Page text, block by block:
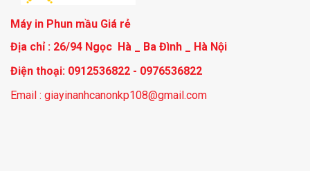
Máy in Phun mầu Giá rẻ
Địa chỉ : 26/94 Ngọc Hà _ Ba Đình _ Hà Nội
Điện thoại: 0912536822 - 0976536822
Email : giayinanhcanonkp108@gmail.com